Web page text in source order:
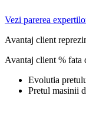
Vezi parerea
Avantaj client
Avantaj client % fata
Evolutia
Pretul masinii